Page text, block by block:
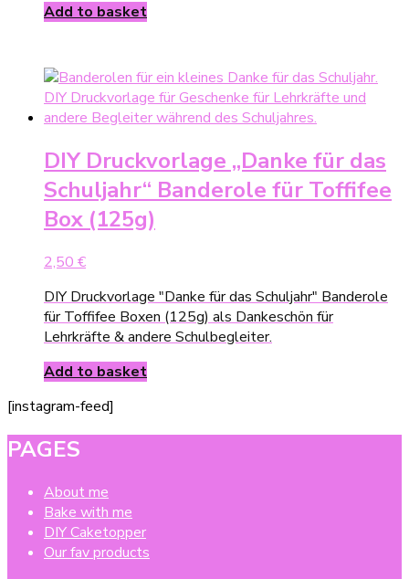
Add to basket
DIY Druckvorlage „Danke für das
Schuljahr“ Banderole für Toffifee
Box (125g)
2,50 €
DIY Druckvorlage "Danke für das Schuljahr" Banderole
für Toffifee Boxen (125g) als Dankeschön für
Lehrkräfte & andere Schulbegleiter.
Add to basket
[instagram-feed]
PAGES
About me
Bake with me
DIY Caketopper
Our fav products